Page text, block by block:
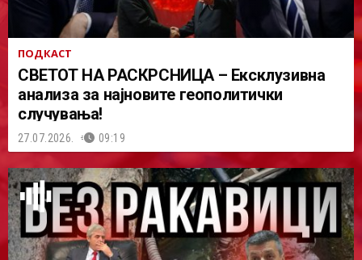
ПОДКАСТ
СВЕТОТ НА РАСКРСНИЦА – Ексклузивна
анализа за најновите геополитички
случувања!
27.07.2026. 09:19